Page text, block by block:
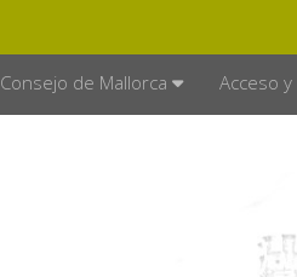
Consejo de Mallorca Acceso